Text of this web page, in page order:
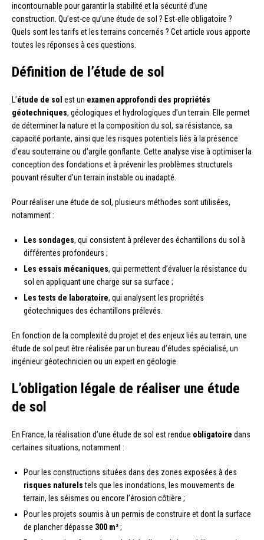
incontournable pour garantir la stabilité et la sécurité d’une
construction. Qu’est-ce qu’une étude de sol ? Est-elle obligatoire ?
Quels sont les tarifs et les terrains concernés ? Cet article vous apporte
toutes les réponses à ces questions.
Définition de l’étude de sol
L’étude de sol est un examen approfondi des propriétés
géotechniques, géologiques et hydrologiques d’un terrain. Elle permet
de déterminer la nature et la composition du sol, sa résistance, sa
capacité portante, ainsi que les risques potentiels liés à la présence
d’eau souterraine ou d’argile gonflante. Cette analyse vise à optimiser la
conception des fondations et à prévenir les problèmes structurels
pouvant résulter d’un terrain instable ou inadapté.
Pour réaliser une étude de sol, plusieurs méthodes sont utilisées,
notamment :
Les sondages, qui consistent à prélever des échantillons du sol à
différentes profondeurs ;
Les essais mécaniques, qui permettent d’évaluer la résistance du
sol en appliquant une charge sur sa surface ;
Les tests de laboratoire, qui analysent les propriétés
géotechniques des échantillons prélevés.
En fonction de la complexité du projet et des enjeux liés au terrain, une
étude de sol peut être réalisée par un bureau d’études spécialisé, un
ingénieur géotechnicien ou un expert en géologie.
L’obligation légale de réaliser une étude
de sol
En France, la réalisation d’une étude de sol est rendue obligatoire dans
certaines situations, notamment :
Pour les constructions situées dans des zones exposées à des
risques naturelstels que les inondations, les mouvements de
terrain, les séismes ou encore l’érosion côtière ;
Pour les projets soumis à un permis de construire et dont la surface
de plancher dépasse 300 m²;